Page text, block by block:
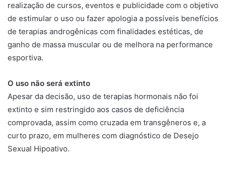
realização de cursos, eventos e publicidade com o objetivo
de estimular o uso ou fazer apologia a possíveis benefícios
de terapias androgênicas com finalidades estéticas, de
ganho de massa muscular ou de melhora na performance
esportiva.
O uso não será extinto
Apesar da decisão, uso de terapias hormonais não foi
extinto e sim restringido aos casos de deficiência
comprovada, assim como cruzada em transgêneros e, a
curto prazo, em mulheres com diagnóstico de Desejo
Sexual Hipoativo.